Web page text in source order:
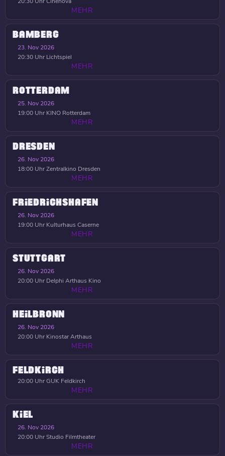
MEHR
BAMBERG
23. Nov 2026
20:30 Uhr Lichtspiel
MEHR
ROTTERDAM
25. Nov 2026
19:00 Uhr KINO Rotterdam
MEHR
DRESDEN
26. Nov 2026
18:00 UhrZentralkino Dresden
MEHR
FRIEDRICHSHAFEN
26. Nov 2026
19:00 Uhr Kulturhaus Caserne
MEHR
STUTTGART
26. Nov 2026
20:00 Uhr Delphi Arthaus Kino
MEHR
HEILBRONN
26. Nov 2026
20:00 Uhr Kinostar Arthaus
MEHR
FELDKIRCH
20:00 UhrGUK Feldkirch
MEHR
KIEL
26. Nov 2026
20:00 UhrStudio Filmtheater
MEHR